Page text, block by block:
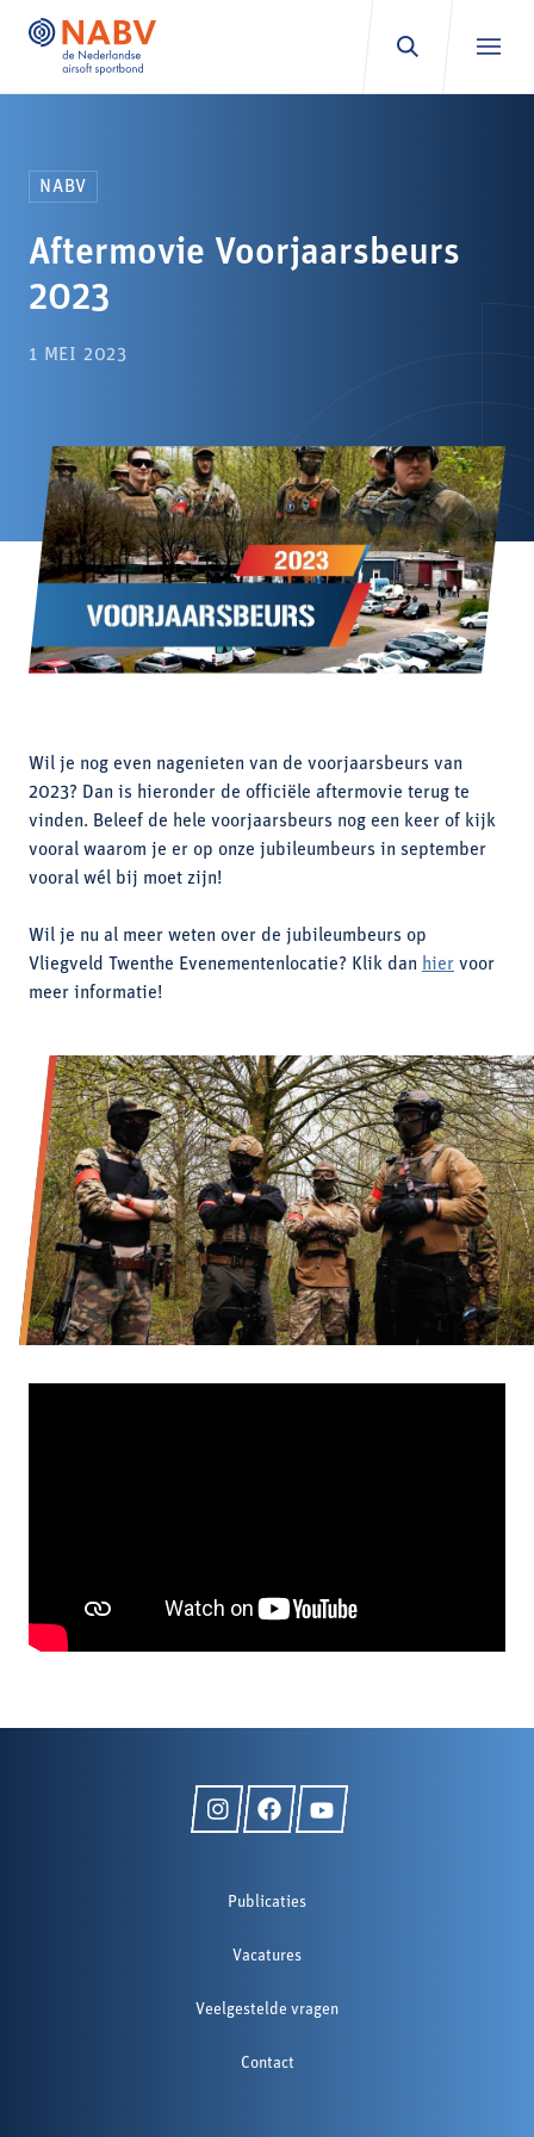
NABV
Aftermovie Voorjaarsbeurs
2023
1 MEI 2023
Wil je nog even nagenieten van de voorjaarsbeurs van
2023? Dan is hieronder de officiële aftermovie terug te
vinden. Beleef de hele voorjaarsbeurs nog een keer of kijk
vooral waarom je er op onze jubileumbeurs in september
vooral wél bij moet zijn!
Wil je nu al meer weten over de jubileumbeurs op
Vliegveld Twenthe Evenementenlocatie? Klik dan hier voor
meer informatie!
Publicaties
Vacatures
Veelgestelde vragen
Contact